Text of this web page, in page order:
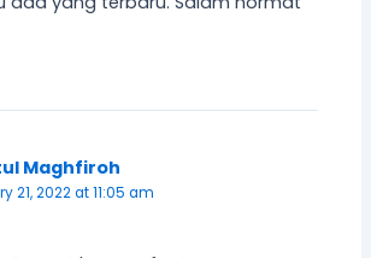
Maghfiroh
21, 2022 at 11:05 am